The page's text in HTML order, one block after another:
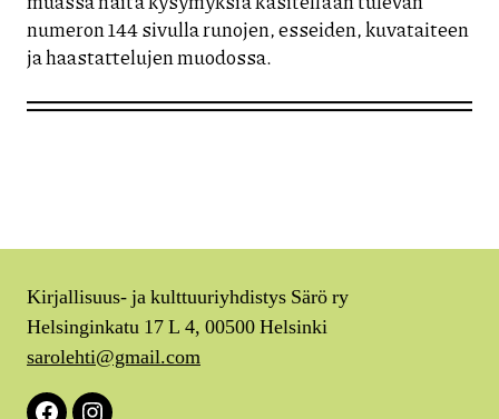
numeron 144 sivulla runojen, esseiden, kuvataiteen
ja haastattelujen muodossa.
Kirjallisuus- ja kulttuuriyhdistys Särö ry
Helsinginkatu 17 L 4, 00500 Helsinki
sarolehti@gmail.com